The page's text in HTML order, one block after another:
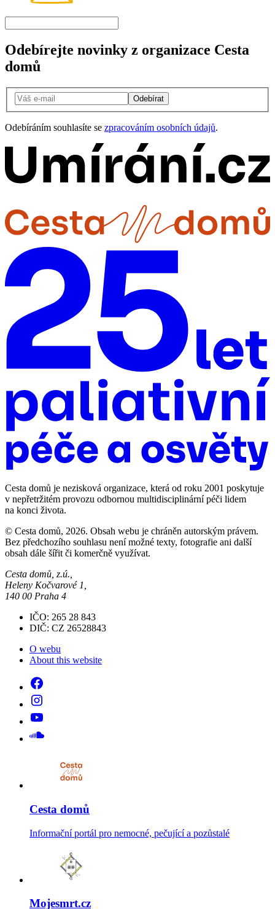
Odebírejte novinky z organizace Cesta
domů
Odebírat
Odebíráním souhlasíte se zpracováním osobních údajů.
Cesta domů je nezisková organizace, která od roku 2001 poskytuje
v nepřetržitém provozu odbornou multidisciplinární péči lidem
na konci života.
© Cesta domů, 2026. Obsah webu je chráněn autorským právem.
Bez předchozího souhlasu není možné texty, fotografie ani další
obsah dále šířit či komerčně využívat.
Cesta domů, z.ú.,
Heleny Kočvarové 1,
140 00 Praha 4
IČO: 265 28 843
DIČ: CZ 26528843
O webu
About this website
Cesta domů
Informační portál pro nemocné, pečující a pozůstalé
Mojesmrt.cz